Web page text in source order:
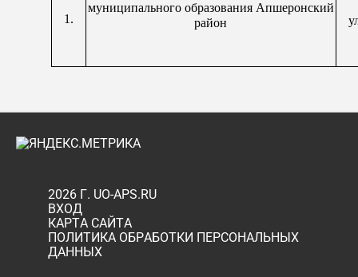
1.
муниципального образования Апшеронский
район
2026 Г. UO-APS.RU
ВХОД
КАРТА САЙТА
ПОЛИТИКА ОБРАБОТКИ ПЕРСОНАЛЬНЫХ
ДАННЫХ